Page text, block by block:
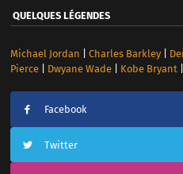
QUELQUES LÉGENDES
Michael Jordan Charles Barkley|
Pierce| Dwyane Wade| Kobe Bryant|
Facebook
Twitter